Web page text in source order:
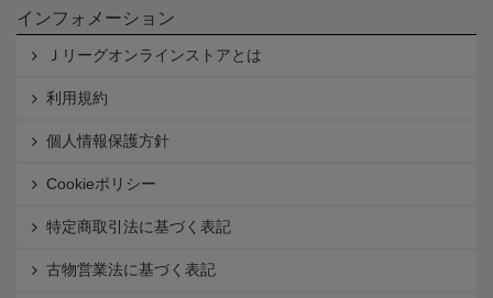
インフォメーション
Ｊリーグオンラインストアとは
利用規約
個人情報保護方針
Cookieポリシー
特定商取引法に基づく表記
古物営業法に基づく表記